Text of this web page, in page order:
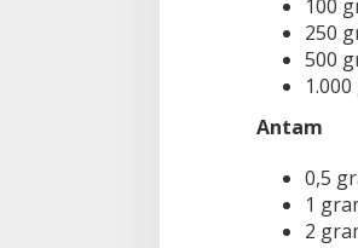
i
k
T
i
p
100
250
500
Antam
0,5
1
2